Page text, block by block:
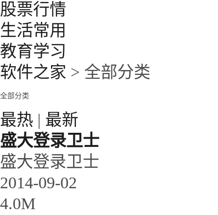
股票行情
生活常用
教育学习
软件之家 > 全部分类
全部分类
最热 | 最新
盛大登录卫士
盛大登录卫士
2014-09-02
4.0M